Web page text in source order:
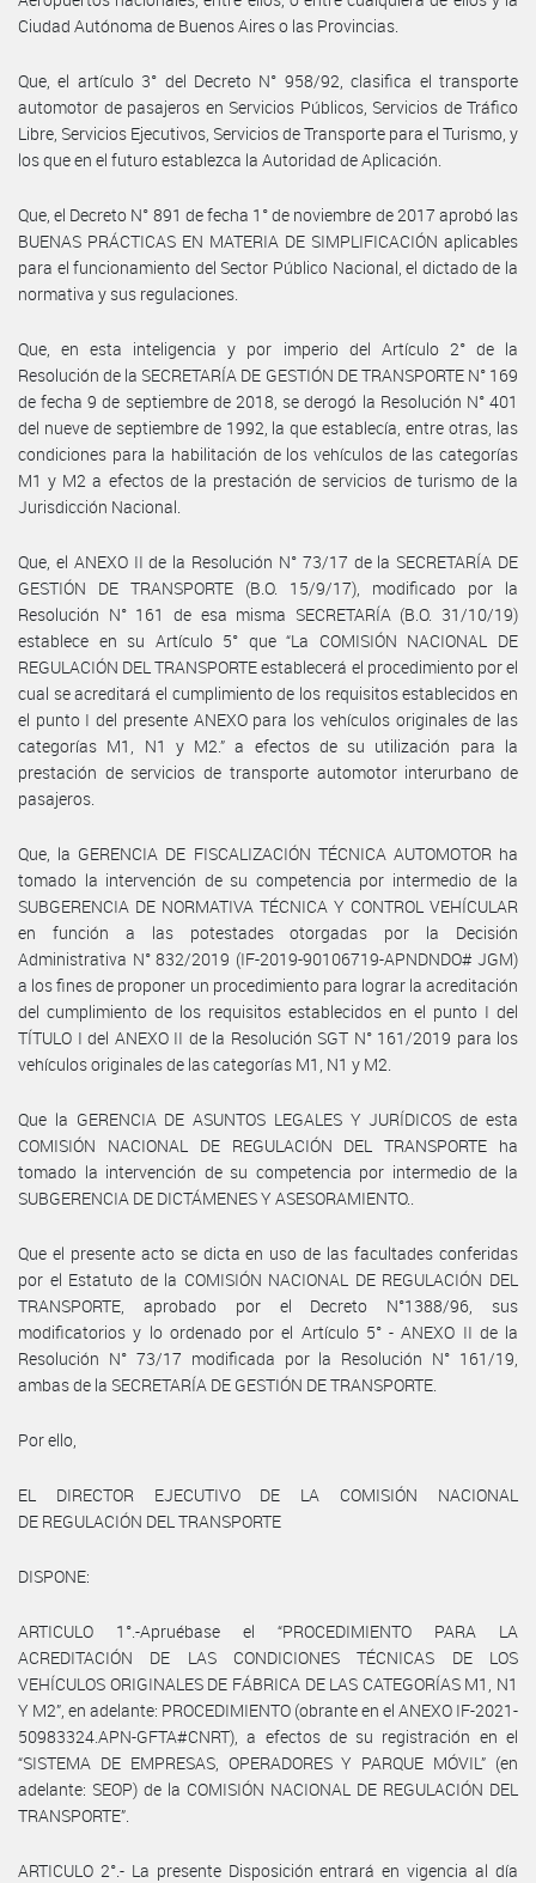
Ciudad Autónoma de Buenos Aires o las Provincias.
Que, el artículo 3° del Decreto N° 958/92, clasifica el transporte
automotor de pasajeros en Servicios Públicos, Servicios de Tráfico
Libre, Servicios Ejecutivos, Servicios de Transporte para el Turismo, y
los que en el futuro establezca la Autoridad de Aplicación.
Que, el Decreto N° 891 de fecha 1° de noviembre de 2017 aprobó las
BUENAS PRÁCTICAS EN MATERIA DE SIMPLIFICACIÓN aplicables
para el funcionamiento del Sector Público Nacional, el dictado de la
normativa y sus regulaciones.
Que, en esta inteligencia y por imperio del Artículo 2° de la
Resolución de la SECRETARÍA DE GESTIÓN DE TRANSPORTE N° 169
de fecha 9 de septiembre de 2018, se derogó la Resolución N° 401
del nueve de septiembre de 1992, la que establecía, entre otras, las
condiciones para la habilitación de los vehículos de las categorías
M1 y M2 a efectos de la prestación de servicios de turismo de la
Jurisdicción Nacional.
Que, el ANEXO II de la Resolución N° 73/17 de la SECRETARÍA DE
GESTIÓN DE TRANSPORTE (B.O. 15/9/17), modificado por la
Resolución N° 161 de esa misma SECRETARÍA (B.O. 31/10/19)
establece en su Artículo 5° que “La COMISIÓN NACIONAL DE
REGULACIÓN DEL TRANSPORTE establecerá el procedimiento por el
cual se acreditará el cumplimiento de los requisitos establecidos en
el punto I del presente ANEXO para los vehículos originales de las
categorías M1, N1 y M2.” a efectos de su utilización para la
prestación de servicios de transporte automotor interurbano de
pasajeros.
Que, la GERENCIA DE FISCALIZACIÓN TÉCNICA AUTOMOTOR ha
tomado la intervención de su competencia por intermedio de la
SUBGERENCIA DE NORMATIVA TÉCNICA Y CONTROL VEHÍCULAR
en función a las potestades otorgadas por la Decisión
Administrativa N° 832/2019 (IF-2019-90106719-APNDNDO# JGM)
a los fines de proponer un procedimiento para lograr la acreditación
del cumplimiento de los requisitos establecidos en el punto I del
TÍTULO I del ANEXO II de la Resolución SGT N° 161/2019 para los
vehículos originales de las categorías M1, N1 y M2.
Que la GERENCIA DE ASUNTOS LEGALES Y JURÍDICOS de esta
COMISIÓN NACIONAL DE REGULACIÓN DEL TRANSPORTE ha
tomado la intervención de su competencia por intermedio de la
SUBGERENCIA DE DICTÁMENES Y ASESORAMIENTO..
Que el presente acto se dicta en uso de las facultades conferidas
por el Estatuto de la COMISIÓN NACIONAL DE REGULACIÓN DEL
TRANSPORTE, aprobado por el Decreto N°1388/96, sus
modificatorios y lo ordenado por el Artículo 5° - ANEXO II de la
Resolución N° 73/17 modificada por la Resolución N° 161/19,
ambas de la SECRETARÍA DE GESTIÓN DE TRANSPORTE.
Por ello,
EL DIRECTOR EJECUTIVO DE LA COMISIÓN NACIONAL
DE REGULACIÓN DEL TRANSPORTE
DISPONE:
ARTICULO 1°.-Apruébase el “PROCEDIMIENTO PARA LA
ACREDITACIÓN DE LAS CONDICIONES TÉCNICAS DE LOS
VEHÍCULOS ORIGINALES DE FÁBRICA DE LAS CATEGORÍAS M1, N1
Y M2”, en adelante: PROCEDIMIENTO (obrante en el ANEXO IF-2021-
50983324.APN-GFTA#CNRT), a efectos de su registración en el
“SISTEMA DE EMPRESAS, OPERADORES Y PARQUE MÓVIL” (en
adelante: SEOP) de la COMISIÓN NACIONAL DE REGULACIÓN DEL
TRANSPORTE”.
ARTICULO 2°.- La presente Disposición entrará en vigencia al día